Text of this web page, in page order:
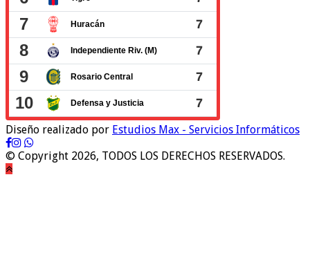
Diseño realizado por Estudios Max - Servicios Informáticos
© Copyright 2026, TODOS LOS DERECHOS RESERVADOS.